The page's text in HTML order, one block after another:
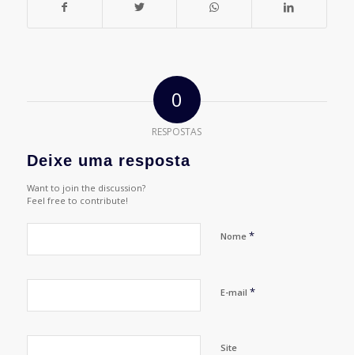
0
RESPOSTAS
Deixe uma resposta
Want to join the discussion?
Feel free to contribute!
Nome *
E-mail *
Site